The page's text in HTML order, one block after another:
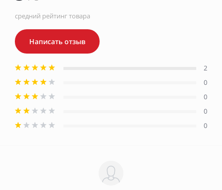
средний рейтинг товара
Написать отзыв
2
0
0
0
0